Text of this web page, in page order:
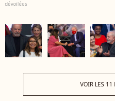
dévoilées
VOIR LES 11